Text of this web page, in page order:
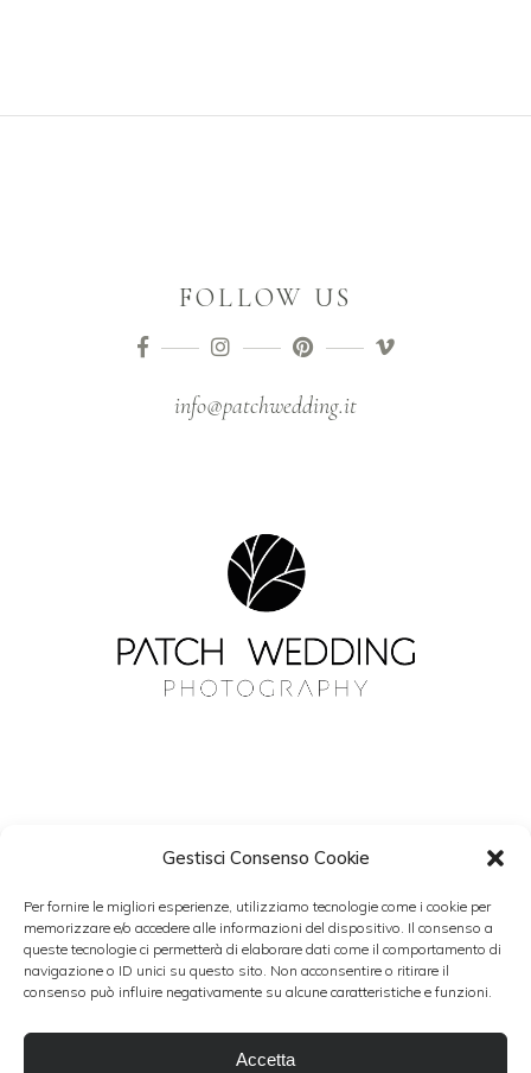
Gestisci Consenso Cookie
Per fornire le migliori esperienze, utilizziamo tecnologie come i cookie per
memorizzare e/o accedere alle informazioni del dispositivo. Il consenso a
queste tecnologie ci permetterà di elaborare dati come il comportamento di
navigazione o ID unici su questo sito. Non acconsentire o ritirare il
consenso può influire negativamente su alcune caratteristiche e funzioni.
Accetta
FOLLOW US
info@patchwedding.it
Resta aggiornato con Patch Wedding.